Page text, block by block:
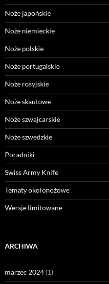
Noże japońskie
Noże niemieckie
Noże polskie
Noże portugalskie
Noże rosyjskie
Noże skautowe
Noże szwajcarskie
Noże szwedzkie
Poradniki
Swiss Army Knife
Tematy okołonożowe
Wersje limitowane
ARCHIWA
marzec 2024 (1)